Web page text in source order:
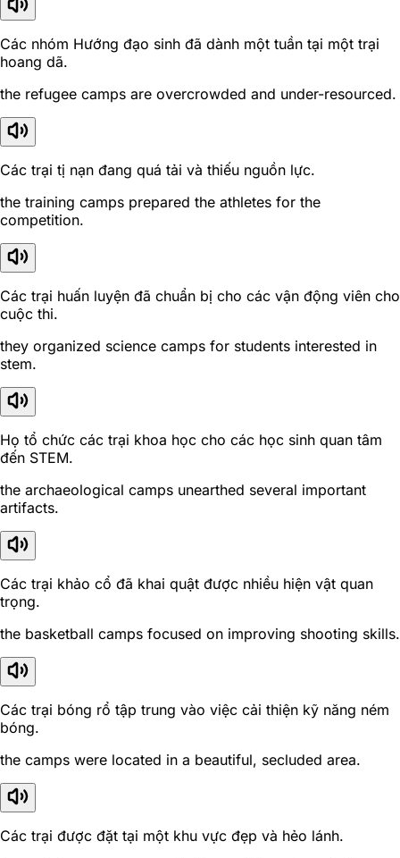
Các nhóm Hướng đạo sinh đã dành một tuần tại một trại
hoang dã.
the refugee camps are overcrowded and under-resourced.
Các trại tị nạn đang quá tải và thiếu nguồn lực.
the training camps prepared the athletes for the
competition.
Các trại huấn luyện đã chuẩn bị cho các vận động viên cho
cuộc thi.
they organized science camps for students interested in
stem.
Họ tổ chức các trại khoa học cho các học sinh quan tâm
đến STEM.
the archaeological camps unearthed several important
artifacts.
Các trại khảo cổ đã khai quật được nhiều hiện vật quan
trọng.
the basketball camps focused on improving shooting skills.
Các trại bóng rổ tập trung vào việc cải thiện kỹ năng ném
bóng.
the camps were located in a beautiful, secluded area.
Các trại được đặt tại một khu vực đẹp và hẻo lánh.